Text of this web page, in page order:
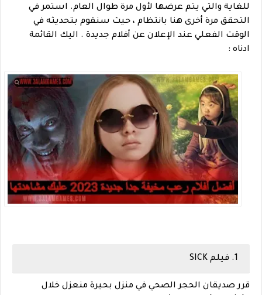
للغاية والتي يتم عرضها لأول مرة طوال العام. استمر في
التحقق مرة أخرى هنا بانتظام ، حيث سنقوم بتحديثه في
الوقت الفعلي عند الإعلان عن أفلام جديدة . اليك القائمة
ادناه :
1. فيلم SICK
قرر صديقان الحجر الصحي في منزل بحيرة منعزل خلال